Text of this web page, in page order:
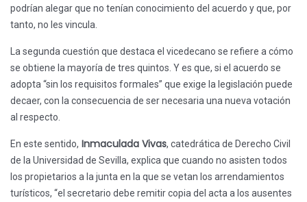
podrían alegar que no tenían conocimiento del acuerdo y que, por
tanto, no les vincula.
La segunda cuestión que destaca el vicedecano se refiere a cómo
se obtiene la mayoría de tres quintos. Y es que, si el acuerdo se
adopta “sin los requisitos formales” que exige la legislación puede
decaer, con la consecuencia de ser necesaria una nueva votación
al respecto.
En este sentido, Inmaculada Vivas, catedrática de Derecho Civil
de la Universidad de Sevilla, explica que cuando no asisten todos
los propietarios a la junta en la que se vetan los arrendamientos
turísticos, “el secretario debe remitir copia del acta a los ausentes